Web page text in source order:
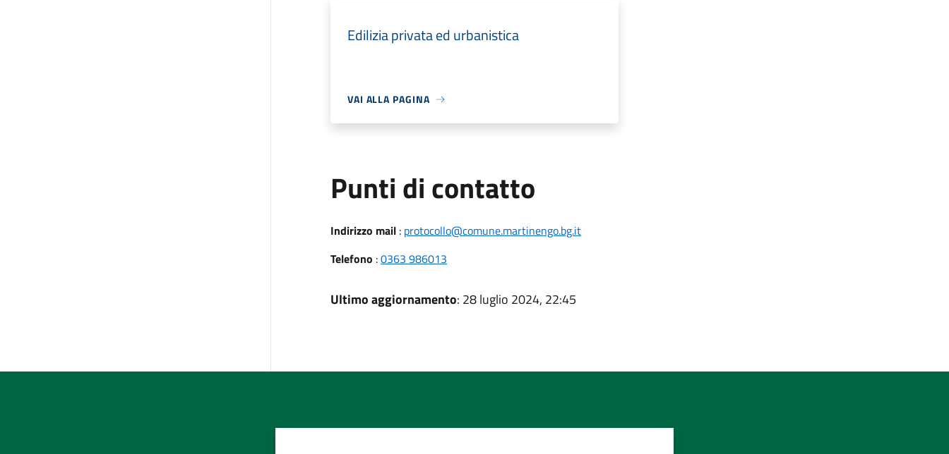
Edilizia privata ed urbanistica
VAI ALLA PAGINA
Punti di contatto
Indirizzo mail: protocollo@comune.martinengo.bg.it
Telefono :0363 986013
Ultimo aggiornamento: 28 luglio 2024, 22:45